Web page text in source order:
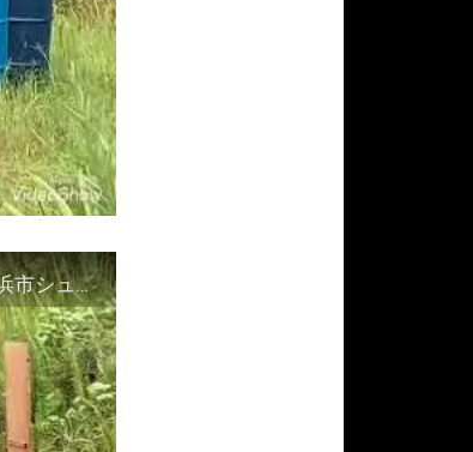
勢浜のサバゲーフィールド プレオープン 敦賀市からも近く 福井県小浜市シューティングレンジ エアガン